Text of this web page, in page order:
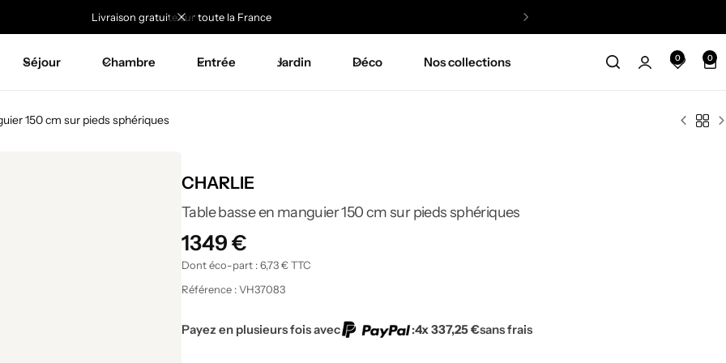
-5% à partir de 2000€ : REMISE5
Séjour Chambre Entrée Jardin Déco Nos collections 0 0
150 cm sur pieds sphériques
CHARLIE
Table basse en manguier 150 cm sur pieds sphériques
1349€
Dont éco-part : 6,73 € TTC
Référence : VH37083
Payez en plusieurs fois avec :4x 337,25 €sans frais